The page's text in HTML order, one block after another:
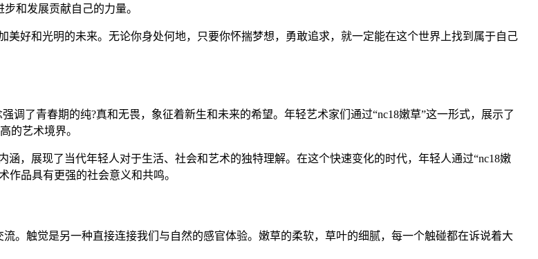
和发展贡献自己的力量。
美好和光明的未来。无论你身处何地，只要你怀揣梦想，勇敢追求，就一定能在这个世界上找到属于自己
调了青春期的纯?真和无畏，象征着新生和未来的希望。年轻艺术家们通过“nc18嫩草”这一形式，展示了
的艺术境界。
，展现了当代年轻人对于生活、社会和艺术的独特理解。在这个快速变化的时代，年轻人通过“nc18嫩
作品具有更强的社会意义和共鸣。
。触觉是另一种直接连接我们与自然的感官体验。嫩草的柔软，草叶的细腻，每一个触碰都在诉说着大